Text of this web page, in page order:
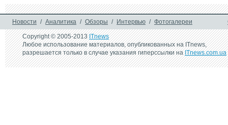
Новости / Аналитика / Обзоры / Интервью / Фотогалереи
Copyright © 2005-2013ITnews
Любое использование материалов, опубликованных на ITnews,
разрешается только в случае указания гиперссылки наITnews.com.ua